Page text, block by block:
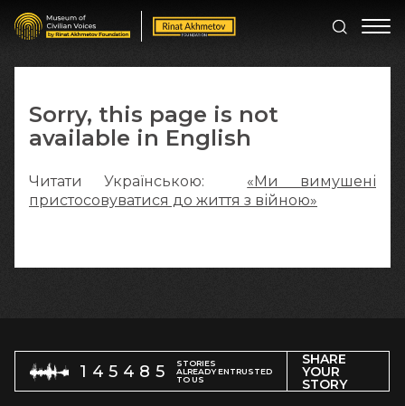
Sorry, this page is not
available in English
Читати Українською: «Ми вимушені
пристосовуватися до життя з війною»
145485
STORIES
ALREADY ENTRUSTED
TO US
SHARE
YOUR
STORY